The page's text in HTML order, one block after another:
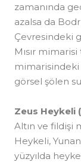
zamanında
azalsa da
Çevresindeki
Mısır mimarisi
görsel şölen
Zeus Heykeli
Altın ve fildişi
Heykeli,
yüzyılda